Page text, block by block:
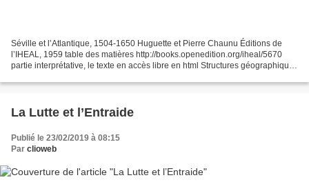
Séville et l’Atlantique, 1504-1650 Huguette et Pierre Chaunu Éditions de
l’IHEAL, 1959 table des matières http://books.openedition.org/iheal/5670
partie interprétative, le texte en accès libre en html Structures géographiques
La Lutte et l’Entraide
Publié le 23/02/2019 à 08:15
Par clioweb